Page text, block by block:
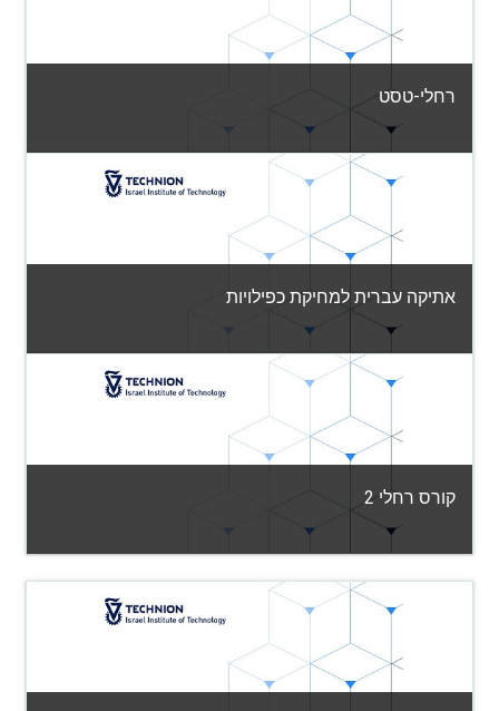
רחלי-טסט
קטגוריה:
View Course
אתיקה עברית למחיקת כפילויות
קטגוריה:
View Course
מורה: שירי בלומנפלד קאן
קורס רחלי 2
שונות